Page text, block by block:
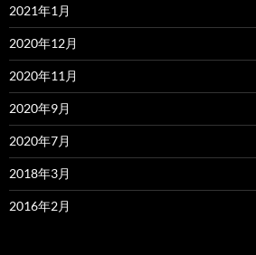
2021年1月
2020年12月
2020年11月
2020年9月
2020年7月
2018年3月
2016年2月